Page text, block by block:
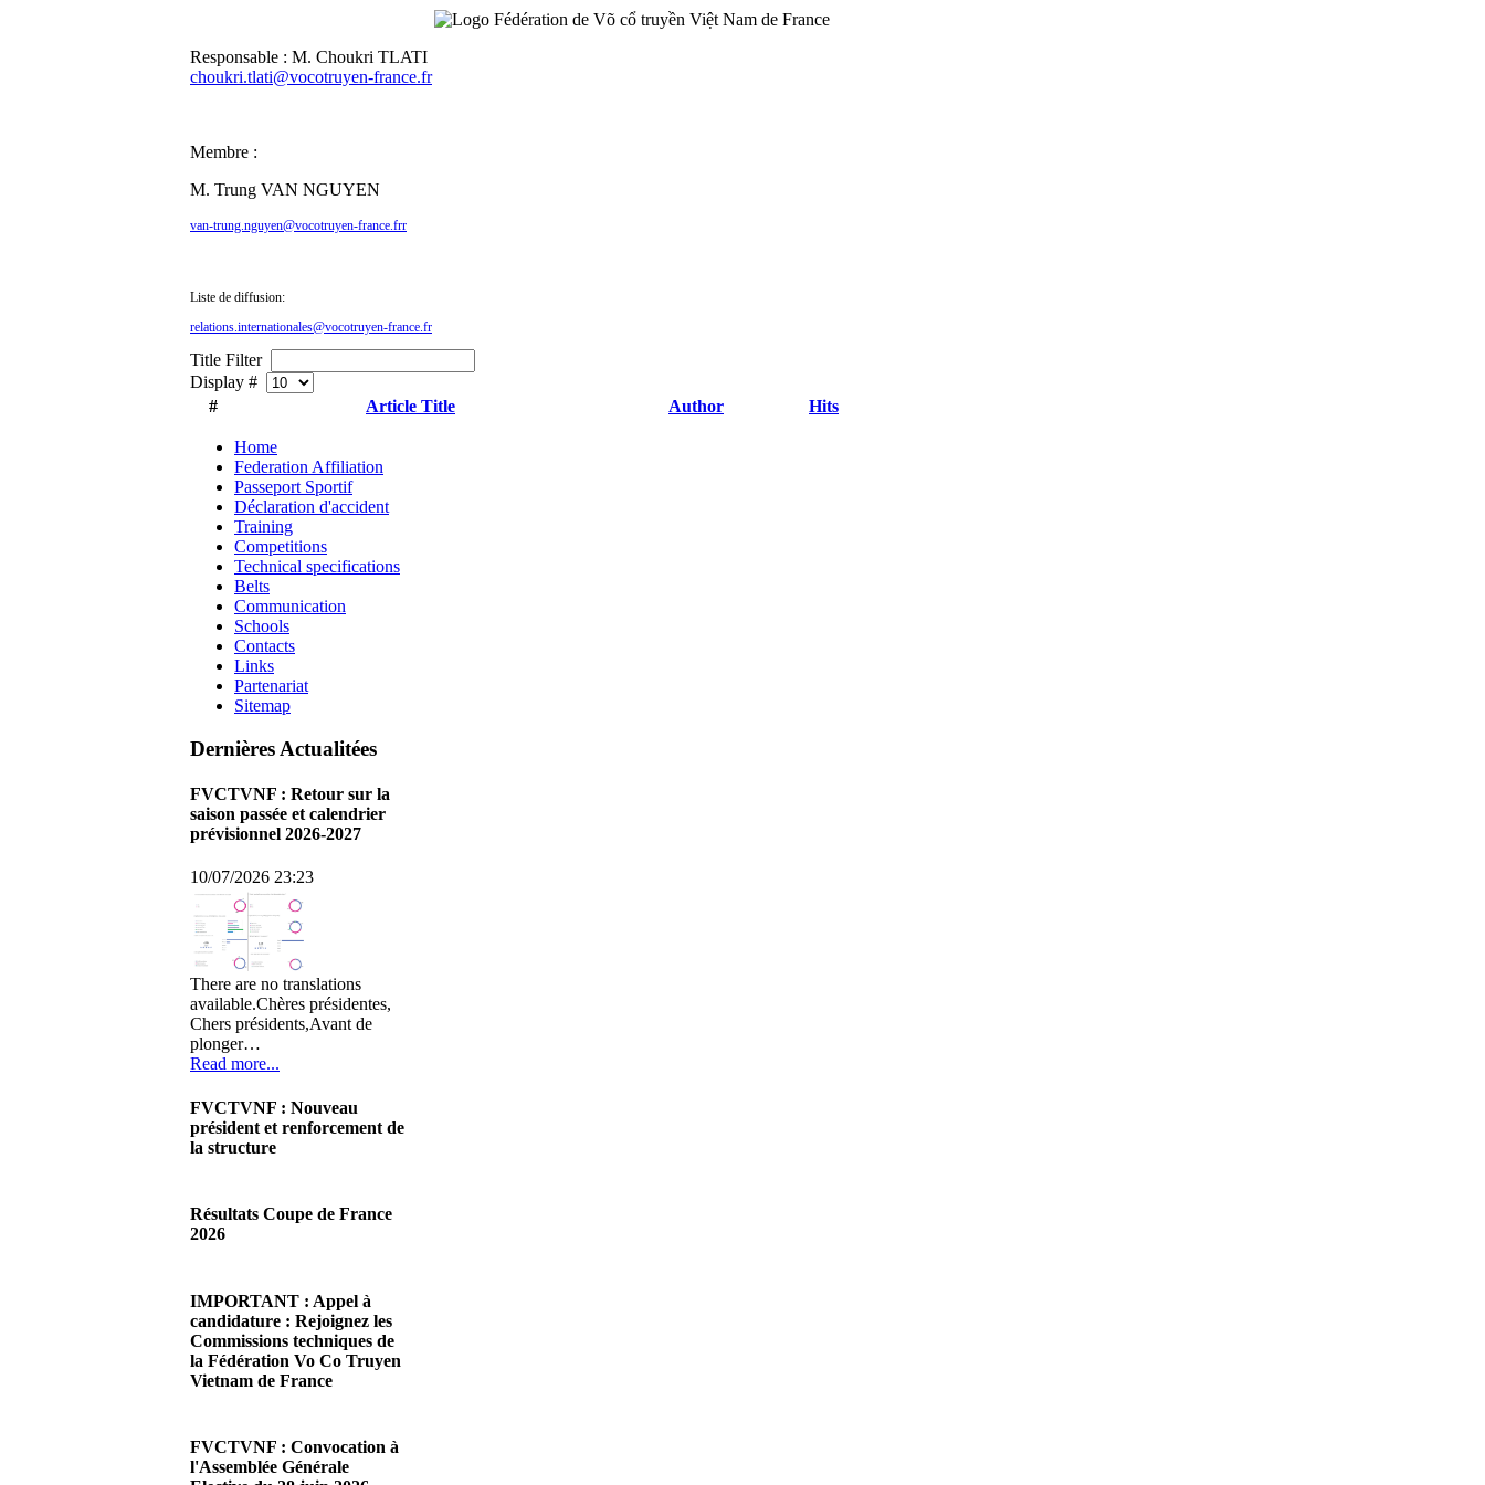
Responsable : M. Choukri TLATI
choukri.tlati@vocotruyen-france.fr
Membre :
M. Trung VAN NGUYEN
van-trung.nguyen@vocotruyen-france.frr
Liste de diffusion:
relations.internationales@vocotruyen-france.fr
Title Filter
Display #
#
Article Title Author Hits
Home
Federation Affiliation
Passeport Sportif
Déclaration d'accident
Training
Competitions
Technical specifications
Belts
Communication
Schools
Contacts
Links
Partenariat
Sitemap
Dernières Actualitées
FVCTVNF : Retour sur la
saison passée et calendrier
prévisionnel 2026-2027
10/07/2026 23:23
There are no translations
available.Chères présidentes,
Chers présidents,Avant de
plonger…
Read more...
FVCTVNF : Nouveau
président et renforcement de
la structure
There are no translations
available.Chères Présidentes,
Résultats Coupe de France
2026
There are no translations
available.Cliquez sur ce lien
pour accéder aux résultats
Read more...
IMPORTANT : Appel à
candidature : Rejoignez les
Commissions techniques de
la Fédération Vo Co Truyen
Vietnam de France
There are no translations
available.Madame la
FVCTVNF : Convocation à
l'Assemblée Générale